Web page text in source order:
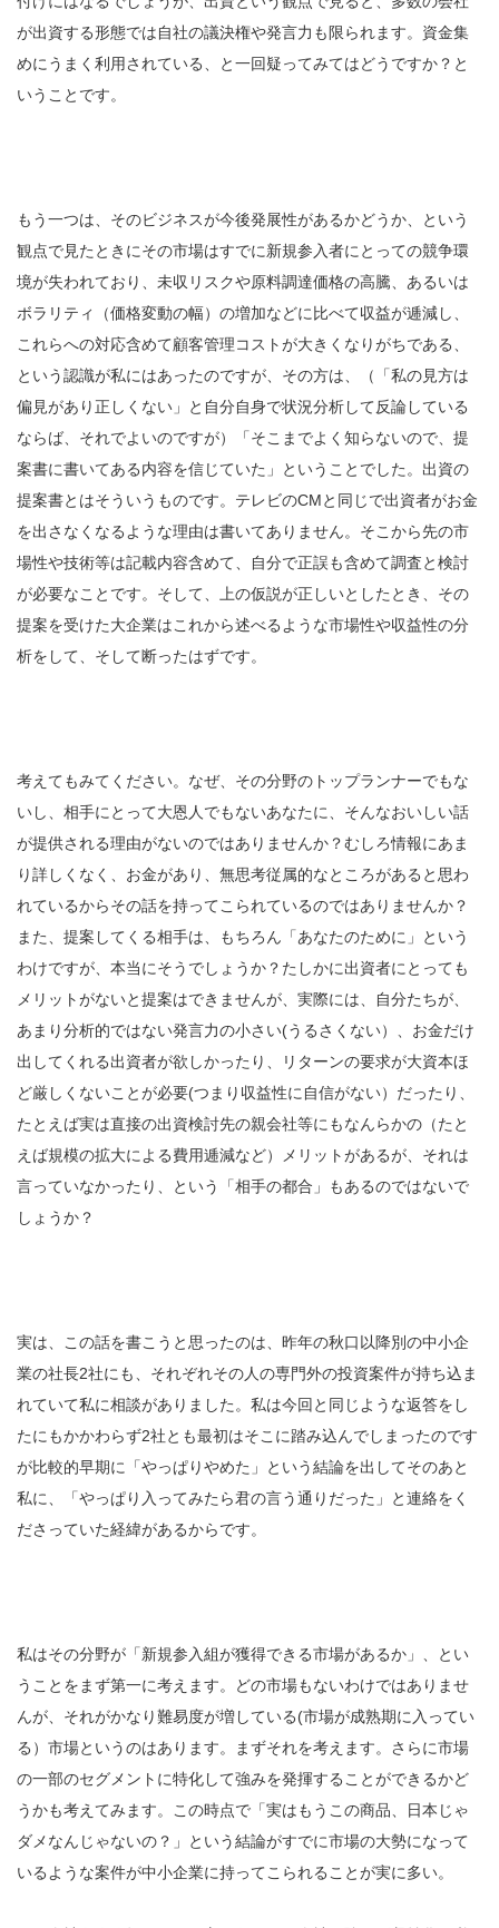
が出資する形態では自社の議決権や発言力も限られます。資金集
めにうまく利用されている、と一回疑ってみてはどうですか？と
いうことです。
もう一つは、そのビジネスが今後発展性があるかどうか、という
観点で見たときにその市場はすでに新規参入者にとっての競争環
境が失われており、未収リスクや原料調達価格の高騰、あるいは
ボラリティ（価格変動の幅）の増加などに比べて収益が逓減し、
これらへの対応含めて顧客管理コストが大きくなりがちである、
という認識が私にはあったのですが、その方は、（「私の見方は
偏見があり正しくない」と自分自身で状況分析して反論している
ならば、それでよいのですが）「そこまでよく知らないので、提
案書に書いてある内容を信じていた」ということでした。出資の
提案書とはそういうものです。テレビのCMと同じで出資者がお金
を出さなくなるような理由は書いてありません。そこから先の市
場性や技術等は記載内容含めて、自分で正誤も含めて調査と検討
が必要なことです。そして、上の仮説が正しいとしたとき、その
提案を受けた大企業はこれから述べるような市場性や収益性の分
析をして、そして断ったはずです。
考えてもみてください。なぜ、その分野のトップランナーでもな
いし、相手にとって大恩人でもないあなたに、そんなおいしい話
が提供される理由がないのではありませんか？むしろ情報にあま
り詳しくなく、お金があり、無思考従属的なところがあると思わ
れているからその話を持ってこられているのではありませんか？
また、提案してくる相手は、もちろん「あなたのために」という
わけですが、本当にそうでしょうか？たしかに出資者にとっても
メリットがないと提案はできませんが、実際には、自分たちが、
あまり分析的ではない発言力の小さい(うるさくない）、お金だけ
出してくれる出資者が欲しかったり、リターンの要求が大資本ほ
ど厳しくないことが必要(つまり収益性に自信がない）だったり、
たとえば実は直接の出資検討先の親会社等にもなんらかの（たと
えば規模の拡大による費用逓減など）メリットがあるが、それは
言っていなかったり、という「相手の都合」もあるのではないで
しょうか？
実は、この話を書こうと思ったのは、昨年の秋口以降別の中小企
業の社長2社にも、それぞれその人の専門外の投資案件が持ち込ま
れていて私に相談がありました。私は今回と同じような返答をし
たにもかかわらず2社とも最初はそこに踏み込んでしまったのです
が比較的早期に「やっぱりやめた」という結論を出してそのあと
私に、「やっぱり入ってみたら君の言う通りだった」と連絡をく
ださっていた経緯があるからです。
私はその分野が「新規参入組が獲得できる市場があるか」、とい
うことをまず第一に考えます。どの市場もないわけではありませ
んが、それがかなり難易度が増している(市場が成熟期に入ってい
る）市場というのはあります。まずそれを考えます。さらに市場
の一部のセグメントに特化して強みを発揮することができるかど
うかも考えてみます。この時点で「実はもうこの商品、日本じゃ
ダメなんじゃないの？」という結論がすでに市場の大勢になって
いるような案件が中小企業に持ってこられることが実に多い。